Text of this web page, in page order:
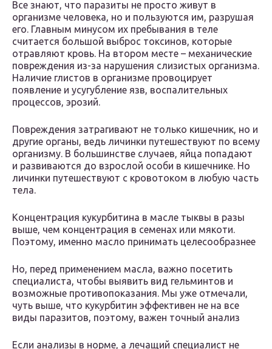
Все знают, что паразиты не просто живут в
организме человека, но и пользуются им, разрушая
его. Главным минусом их пребывания в теле
считается большой выброс токсинов, которые
отравляют кровь. На втором месте – механические
повреждения из-за нарушения слизистых организма.
Наличие глистов в организме провоцирует
появление и усугубление язв, воспалительных
процессов, эрозий.
Повреждения затрагивают не только кишечник, но и
другие органы, ведь личинки путешествуют по всему
организму. В большинстве случаев, яйца попадают
и развиваются до взрослой особи в кишечнике. Но
личинки путешествуют с кровотоком в любую часть
тела.
Концентрация кукурбитина в масле тыквы в разы
выше, чем концентрация в семенах или мякоти.
Поэтому, именно масло принимать целесообразнее
Но, перед применением масла, важно посетить
специалиста, чтобы выявить вид гельминтов и
возможные противопоказания. Мы уже отмечали,
чуть выше, что кукурбитин эффективен не на все
виды паразитов, поэтому, важен точный анализ
Если анализы в норме, а лечащий специалист не